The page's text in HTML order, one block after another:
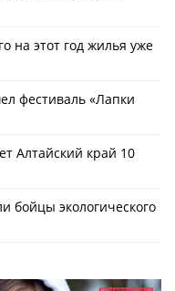
на этот год жилья уже
фестиваль «Лапки
Алтайский край 10
бойцы экологического